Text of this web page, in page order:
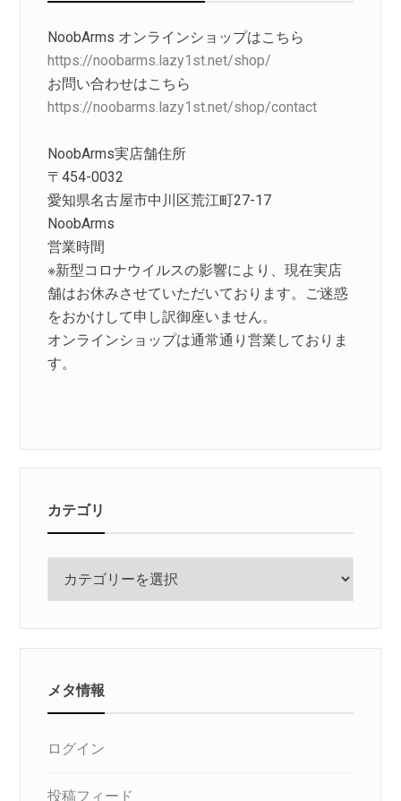
NoobArms オンラインショップはこちら
https://noobarms.lazy1st.net/shop/
お問い合わせはこちら
https://noobarms.lazy1st.net/shop/contact
NoobArms実店舗住所
〒454-0032
愛知県名古屋市中川区荒江町27-17
NoobArms
営業時間
※新型コロナウイルスの影響により、現在実店
舗はお休みさせていただいております。ご迷惑
をおかけして申し訳御座いません。
オンラインショップは通常通り営業しておりま
す。
カテゴリ
メタ情報
ログイン
投稿フィード